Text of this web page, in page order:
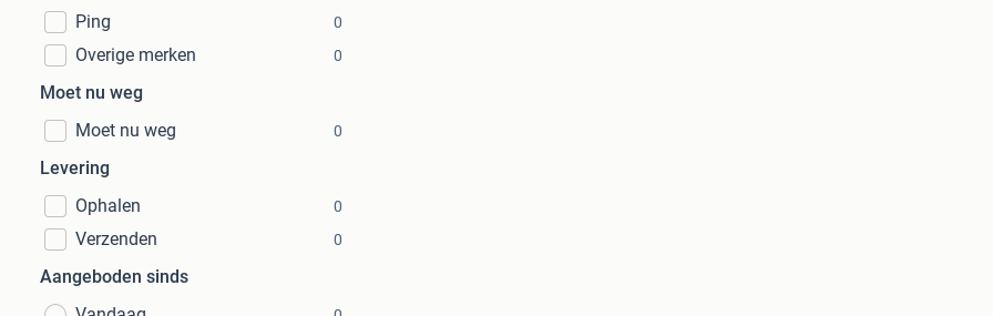
Ping 0
Overige merken 0
Moet nu weg
Moet nu weg
0
Levering
Ophalen
0
Verzenden 0
Aangeboden sinds